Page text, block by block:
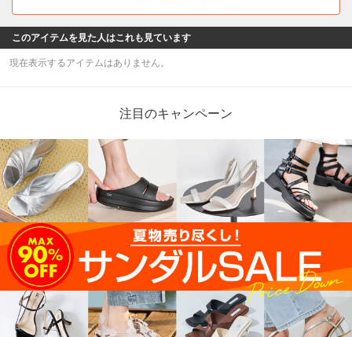
このアイテムを見た人はこれも見ています
現在表示するアイテムはありません。
注目のキャンペーン